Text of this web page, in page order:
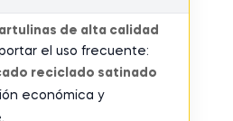
de alta calidad
el uso frecuente:
reciclado satinado
económica y